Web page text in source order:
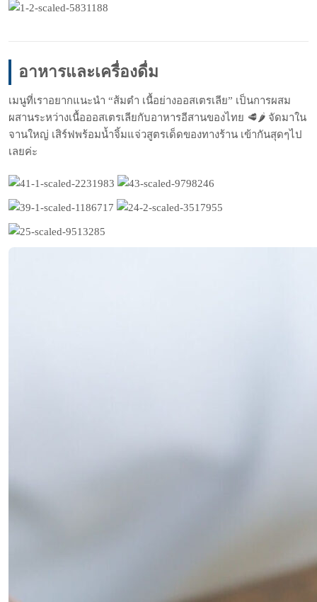
อาหารและเครื่องดื่ม
เมนูที่เราอยากแนะนำ “ส้มตำ เนื้อย่างออสเตรเลีย” เป็นการผสม
ผสานระหว่างเนื้อออสเตรเลียกับอาหารอีสานของไทย 🥩 🌶 จัดมาใน
จานใหญ่ เสิร์ฟพร้อมน้ำจิ้มแจ่วสูตรเด็ดของทางร้าน เข้ากันสุดๆไป
เลยค่ะ